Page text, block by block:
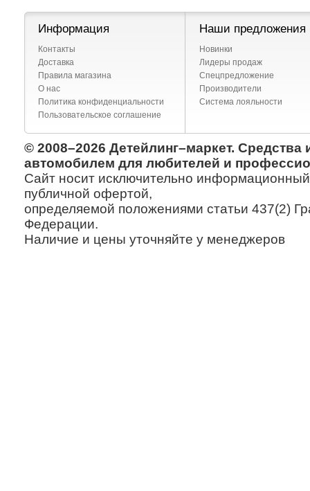
Информация
Контакты
Доставка
Правила магазина
О нас
Политика конфиденциальности
Пользовательское соглашение
Наши предложения
Новинки
Лидеры продаж
Спецпредложение
Производители
Система лояльности
© 2008–2026 Детейлинг–маркет. Средства
автомобилем для любителей и
Сайт носит исключительно информационный
публичной офертой,
определяемой положениями статьи 437(2)
Федерации.
Наличие и цены уточняйте у менеджеров